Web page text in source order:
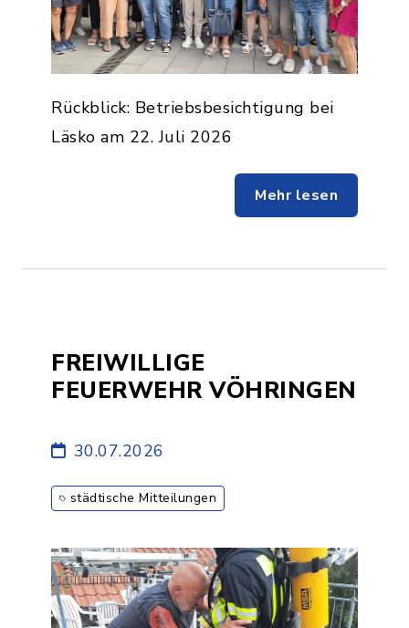
Rückblick: Betriebsbesichtigung bei
Läsko am 22. Juli 2026
Mehr lesen
FREIWILLIGE
FEUERWEHR VÖHRINGEN
30.07.2026
städtische Mitteilungen